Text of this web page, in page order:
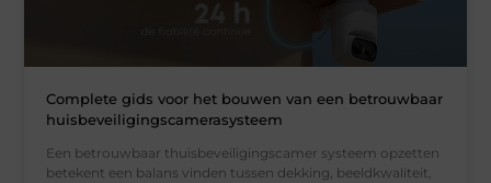
Complete gids voor het bouwen van een betrouwbaar
huisbeveiligingscamerasysteem
Een betrouwbaar thuisbeveiligingscamer systeem opzetten
betekent een balans vinden tussen dekking, beeldkwaliteit,